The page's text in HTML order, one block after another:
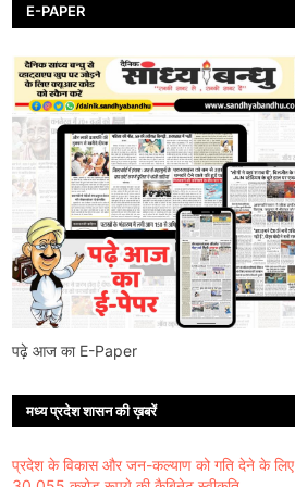
E-PAPER
पढ़े आज का E-Paper
मध्य प्रदेश शासन की ख़बरें
प्रदेश के विकास और जन-कल्याण को गति देने के लिए